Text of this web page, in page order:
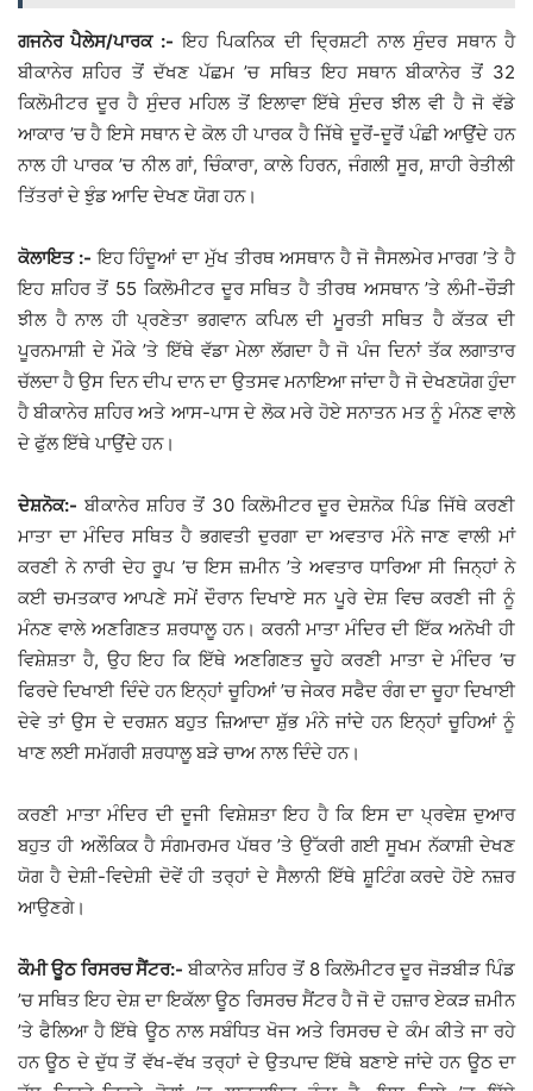
ਗਜਨੇਰ ਪੈਲੇਸ/ਪਾਰਕ :- ਇਹ ਪਿਕਨਿਕ ਦੀ ਦ੍ਰਿਸ਼ਟੀ ਨਾਲ ਸੁੰਦਰ ਸਥਾਨ ਹੈ
ਬੀਕਾਨੇਰ ਸ਼ਹਿਰ ਤੋਂ ਦੱਖਣ ਪੱਛਮ ’ਚ ਸਥਿਤ ਇਹ ਸਥਾਨ ਬੀਕਾਨੇਰ ਤੋਂ 32
ਕਿਲੋਮੀਟਰ ਦੂਰ ਹੈ ਸੁੰਦਰ ਮਹਿਲ ਤੋਂ ਇਲਾਵਾ ਇੱਥੇ ਸੁੰਦਰ ਝੀਲ ਵੀ ਹੈ ਜੋ ਵੱਡੇ
ਆਕਾਰ ’ਚ ਹੈ ਇਸੇ ਸਥਾਨ ਦੇ ਕੋਲ ਹੀ ਪਾਰਕ ਹੈ ਜਿੱਥੇ ਦੂਰੋਂ-ਦੂਰੋਂ ਪੰਛੀ ਆਉਂਦੇ ਹਨ
ਨਾਲ ਹੀ ਪਾਰਕ ’ਚ ਨੀਲ ਗਾਂ, ਚਿੰਕਾਰਾ, ਕਾਲੇ ਹਿਰਨ, ਜੰਗਲੀ ਸੂਰ, ਸ਼ਾਹੀ ਰੇਤੀਲੀ
ਤਿੱਤਰਾਂ ਦੇ ਝੁੰਡ ਆਦਿ ਦੇਖਣ ਯੋਗ ਹਨ।
ਕੋਲਾਇਤ :- ਇਹ ਹਿੰਦੂਆਂ ਦਾ ਮੁੱਖ ਤੀਰਥ ਅਸਥਾਨ ਹੈ ਜੋ ਜੈਸਲਮੇਰ ਮਾਰਗ ’ਤੇ ਹੈ
ਇਹ ਸ਼ਹਿਰ ਤੋਂ 55 ਕਿਲੋਮੀਟਰ ਦੂਰ ਸਥਿਤ ਹੈ ਤੀਰਥ ਅਸਥਾਨ ’ਤੇ ਲੰਮੀ-ਚੌੜੀ
ਝੀਲ ਹੈ ਨਾਲ ਹੀ ਪ੍ਰਣੇਤਾ ਭਗਵਾਨ ਕਪਿਲ ਦੀ ਮੂਰਤੀ ਸਥਿਤ ਹੈ ਕੱਤਕ ਦੀ
ਪੂਰਨਮਾਸ਼ੀ ਦੇ ਮੌਕੇ ’ਤੇ ਇੱਥੇ ਵੱਡਾ ਮੇਲਾ ਲੱਗਦਾ ਹੈ ਜੋ ਪੰਜ ਦਿਨਾਂ ਤੱਕ ਲਗਾਤਾਰ
ਚੱਲਦਾ ਹੈ ਉਸ ਦਿਨ ਦੀਪ ਦਾਨ ਦਾ ਉਤਸਵ ਮਨਾਇਆ ਜਾਂਦਾ ਹੈ ਜੋ ਦੇਖਣਯੋਗ ਹੁੰਦਾ
ਹੈ ਬੀਕਾਨੇਰ ਸ਼ਹਿਰ ਅਤੇ ਆਸ-ਪਾਸ ਦੇ ਲੋਕ ਮਰੇ ਹੋਏ ਸਨਾਤਨ ਮਤ ਨੂੰ ਮੰਨਣ ਵਾਲੇ
ਦੇ ਫੁੱਲ ਇੱਥੇ ਪਾਉਂਦੇ ਹਨ।
ਦੇਸ਼ਨੋਕ:- ਬੀਕਾਨੇਰ ਸ਼ਹਿਰ ਤੋਂ 30 ਕਿਲੋਮੀਟਰ ਦੂਰ ਦੇਸ਼ਨੋਕ ਪਿੰਡ ਜਿੱਥੇ ਕਰਣੀ
ਮਾਤਾ ਦਾ ਮੰਦਿਰ ਸਥਿਤ ਹੈ ਭਗਵਤੀ ਦੁਰਗਾ ਦਾ ਅਵਤਾਰ ਮੰਨੇ ਜਾਣ ਵਾਲੀ ਮਾਂ
ਕਰਣੀ ਨੇ ਨਾਰੀ ਦੇਹ ਰੂਪ ’ਚ ਇਸ ਜ਼ਮੀਨ ’ਤੇ ਅਵਤਾਰ ਧਾਰਿਆ ਸੀ ਜਿਨ੍ਹਾਂ ਨੇ
ਕਈ ਚਮਤਕਾਰ ਆਪਣੇ ਸਮੇਂ ਦੌਰਾਨ ਦਿਖਾਏ ਸਨ ਪੂਰੇ ਦੇਸ਼ ਵਿਚ ਕਰਣੀ ਜੀ ਨੂੰ
ਮੰਨਣ ਵਾਲੇ ਅਣਗਿਣਤ ਸ਼ਰਧਾਲੂ ਹਨ। ਕਰਨੀ ਮਾਤਾ ਮੰਦਿਰ ਦੀ ਇੱਕ ਅਨੋਖੀ ਹੀ
ਵਿਸ਼ੇਸ਼ਤਾ ਹੈ, ਉਹ ਇਹ ਕਿ ਇੱਥੇ ਅਣਗਿਣਤ ਚੂਹੇ ਕਰਣੀ ਮਾਤਾ ਦੇ ਮੰਦਿਰ ’ਚ
ਫਿਰਦੇ ਦਿਖਾਈ ਦਿੰਦੇ ਹਨ ਇਨ੍ਹਾਂ ਚੂਹਿਆਂ ’ਚ ਜੇਕਰ ਸਫੈਦ ਰੰਗ ਦਾ ਚੂਹਾ ਦਿਖਾਈ
ਦੇਵੇ ਤਾਂ ਉਸ ਦੇ ਦਰਸ਼ਨ ਬਹੁਤ ਜ਼ਿਆਦਾ ਸ਼ੁੱਭ ਮੰਨੇ ਜਾਂਦੇ ਹਨ ਇਨ੍ਹਾਂ ਚੂਹਿਆਂ ਨੂੰ
ਖਾਣ ਲਈ ਸਮੱਗਰੀ ਸ਼ਰਧਾਲੂ ਬੜੇ ਚਾਅ ਨਾਲ ਦਿੰਦੇ ਹਨ।
ਕਰਣੀ ਮਾਤਾ ਮੰਦਿਰ ਦੀ ਦੂਜੀ ਵਿਸ਼ੇਸ਼ਤਾ ਇਹ ਹੈ ਕਿ ਇਸ ਦਾ ਪ੍ਰਵੇਸ਼ ਦੁਆਰ
ਬਹੁਤ ਹੀ ਅਲੌਕਿਕ ਹੈ ਸੰਗਮਰਮਰ ਪੱਥਰ ’ਤੇ ਉੱਕਰੀ ਗਈ ਸੂਖਮ ਨੱਕਾਸ਼ੀ ਦੇਖਣ
ਯੋਗ ਹੈ ਦੇਸ਼ੀ-ਵਿਦੇਸ਼ੀ ਦੋਵੇਂ ਹੀ ਤਰ੍ਹਾਂ ਦੇ ਸੈਲਾਨੀ ਇੱਥੇ ਸ਼ੂਟਿੰਗ ਕਰਦੇ ਹੋਏ ਨਜ਼ਰ
ਆਉਣਗੇ।
ਕੌਮੀ ਊਠ ਰਿਸਰਚ ਸੈਂਟਰ:- ਬੀਕਾਨੇਰ ਸ਼ਹਿਰ ਤੋਂ 8 ਕਿਲੋਮੀਟਰ ਦੂਰ ਜੋੜਬੀੜ ਪਿੰਡ
’ਚ ਸਥਿਤ ਇਹ ਦੇਸ਼ ਦਾ ਇਕੱਲਾ ਊਠ ਰਿਸਰਚ ਸੈਂਟਰ ਹੈ ਜੋ ਦੋ ਹਜ਼ਾਰ ਏਕੜ ਜ਼ਮੀਨ
’ਤੇ ਫੈਲਿਆ ਹੈ ਇੱਥੇ ਊਠ ਨਾਲ ਸਬੰਧਿਤ ਖੋਜ ਅਤੇ ਰਿਸਰਚ ਦੇ ਕੰਮ ਕੀਤੇ ਜਾ ਰਹੇ
ਹਨ ਊਠ ਦੇ ਦੁੱਧ ਤੋਂ ਵੱਖ-ਵੱਖ ਤਰ੍ਹਾਂ ਦੇ ਉਤਪਾਦ ਇੱਥੇ ਬਣਾਏ ਜਾਂਦੇ ਹਨ ਊਠ ਦਾ